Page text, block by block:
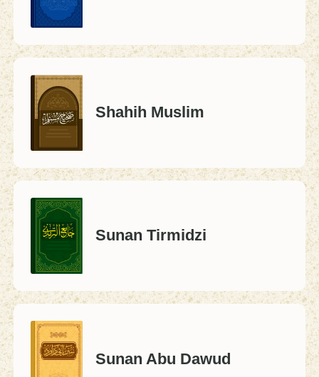
Shahih Muslim
Sunan Tirmidzi
Sunan Abu Dawud